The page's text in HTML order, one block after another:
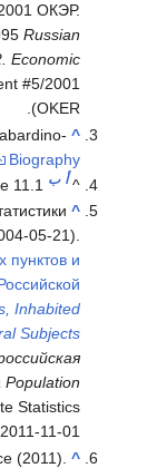
№5/2001 ОКЭР.
(
27, 1995
2. Economic
#5/2001
the Kabardino-
Biography
Article 11.1
статистики
(2004-05-21).
пунктов и
Российской
Inhabited
Federal Subjects
)".Всероссийская
Russia Population
State Statistics
2011-11-01
Service (2011).